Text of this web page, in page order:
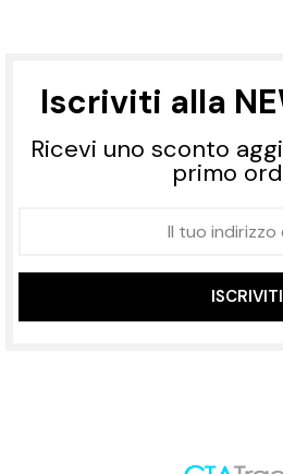
Iscriviti alla
Ricevi uno sconto
primo
ISCRIVITI